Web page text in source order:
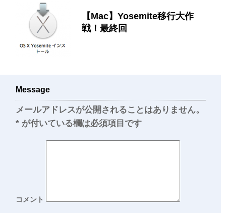
【Mac】Yosemite移行大作
戦！最終回
Message
メールアドレスが公開されることはありません。
* が付いている欄は必須項目です
コメント